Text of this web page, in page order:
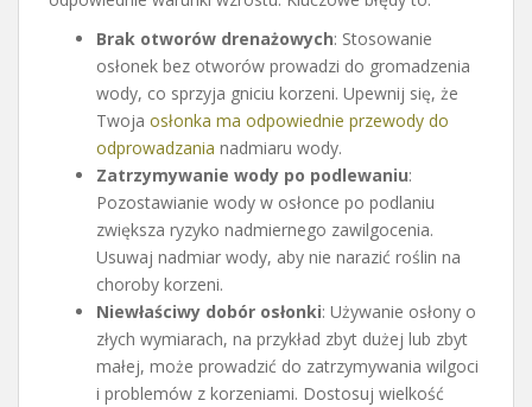
Brak otworów drenażowych: Stosowanie
osłonek bez otworów prowadzi do gromadzenia
wody, co sprzyja gniciu korzeni. Upewnij się, że
Twoja osłonka ma odpowiednie przewody do
odprowadzania nadmiaru wody.
Zatrzymywanie wody po podlewaniu:
Pozostawianie wody w osłonce po podlaniu
zwiększa ryzyko nadmiernego zawilgocenia.
Usuwaj nadmiar wody, aby nie narazić roślin na
choroby korzeni.
Niewłaściwy dobór osłonki: Używanie osłony o
złych wymiarach, na przykład zbyt dużej lub zbyt
małej, może prowadzić do zatrzymywania wilgoci
i problemów z korzeniami. Dostosuj wielkość